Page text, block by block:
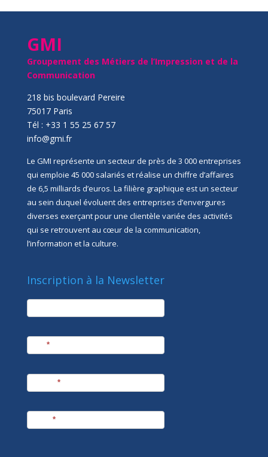
GMI
Groupement des Métiers de l’Impression et de la
Communication
218 bis boulevard Pereire
75017 Paris
Tél : +33 1 55 25 67 57
info@gmi.fr
Le GMI représente un secteur de près de 3 000 entreprises
qui emploie 45 000 salariés et réalise un chiffre d’affaires
de 6,5 milliards d’euros. La filière graphique est un secteur
au sein duquel évoluent des entreprises d’envergures
diverses exerçant pour une clientèle variée des activités
qui se retrouvent au cœur de la communication,
l’information et la culture.
Inscription à la Newsletter
newsletter
*
*
*